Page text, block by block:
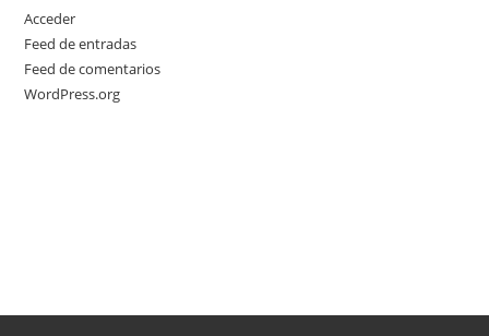
Acceder
Feed de entradas
Feed de comentarios
WordPress.org